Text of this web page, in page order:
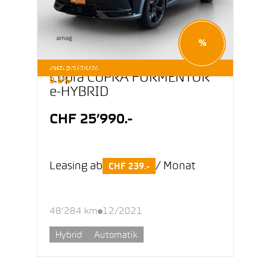
Jetzt profitieren
%
E-OCCASIONEN LEASING AB
0.6%
Cupra CUPRA FORMENTOR
e-HYBRID
CHF 25’990.-
Leasing ab CHF 239.- / Monat
48’284 km 12/2021
Hybrid Automatik